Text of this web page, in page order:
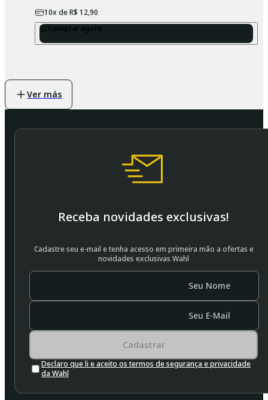
10x deR$ 12,90
Comprar agora
Receba novidades exclusivas!
Cadastre seu e-mail e tenha acesso em primeira mão a ofertas e
novidades exclusivas Wahl
Seu Nome
Seu E-Mail
Cadastrar
Declaro que li e aceito os termos de segurança e privacidade
da Wahl